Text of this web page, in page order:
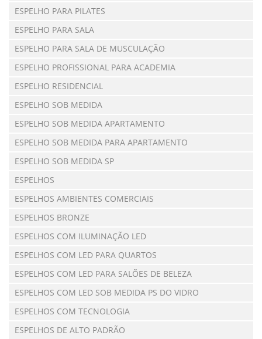
ESPELHO PARA PILATES
ESPELHO PARA SALA
ESPELHO PARA SALA DE MUSCULAÇÃO
ESPELHO PROFISSIONAL PARA ACADEMIA
ESPELHO RESIDENCIAL
ESPELHO SOB MEDIDA
ESPELHO SOB MEDIDA APARTAMENTO
ESPELHO SOB MEDIDA PARA APARTAMENTO
ESPELHO SOB MEDIDA SP
ESPELHOS
ESPELHOS AMBIENTES COMERCIAIS
ESPELHOS BRONZE
ESPELHOS COM ILUMINAÇÃO LED
ESPELHOS COM LED PARA QUARTOS
ESPELHOS COM LED PARA SALÕES DE BELEZA
ESPELHOS COM LED SOB MEDIDA PS DO VIDRO
ESPELHOS COM TECNOLOGIA
ESPELHOS DE ALTO PADRÃO